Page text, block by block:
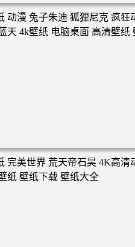
漫角色 卡通场景 夏日休闲 夏日壁
荷叶 蜡笔小新 电脑桌面 高清壁
漫 兔子朱迪 狐狸尼克 疯狂动物
纸 电脑桌面 高清壁纸 壁纸下载